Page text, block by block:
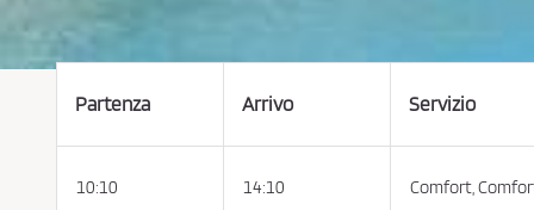
r
l
e
o
i
Partenza Arrivo Servizio
10:10 14:10 Comfort,